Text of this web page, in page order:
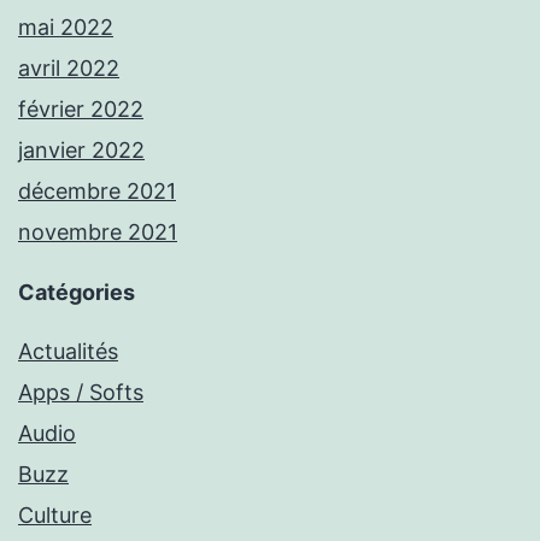
mai 2022
avril 2022
février 2022
janvier 2022
décembre 2021
novembre 2021
Catégories
Actualités
Apps / Softs
Audio
Buzz
Culture